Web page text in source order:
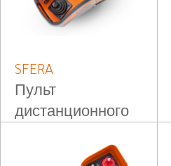
SFERA
Пульт
дистанционного